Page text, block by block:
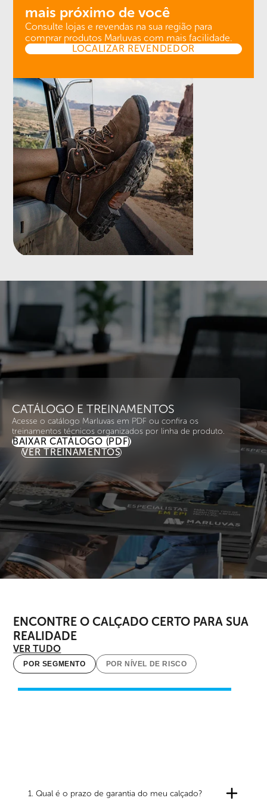
mais próximo de você
Consulte lojas e revendas na sua região para
comprar produtos Marluvas com mais facilidade.
LOCALIZAR REVENDEDOR
CATÁLOGO E TREINAMENTOS
Acesse o catálogo Marluvas em PDF ou confira os
treinamentos técnicos organizados por linha de produto.
BAIXAR CATÁLOGO (PDF)
VER TREINAMENTOS
ENCONTRE O CALÇADO CERTO PARA SUA
REALIDADE
VER TUDO
POR SEGMENTO POR NÍVEL DE RISCO
1. Qual é o prazo de garantia do meu calçado?